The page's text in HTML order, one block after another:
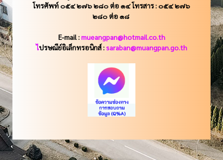
โทรศัพท์ ๐๕๔ ๒๗๖ ๒๘๐ ต่อ ๑๔ โทรสาร : ๐๕๔ ๒๗๖
๒๘๐ ต่อ ๑๘
E-mail :mueangpan@hotmail.co.th
ไปรษณีย์อิเล็กทรอนิกส์ :saraban@muangpan.go.th